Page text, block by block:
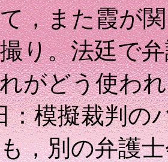
，また霞が
り。法廷で
がどう使わ
：模擬裁判の
，別の弁護